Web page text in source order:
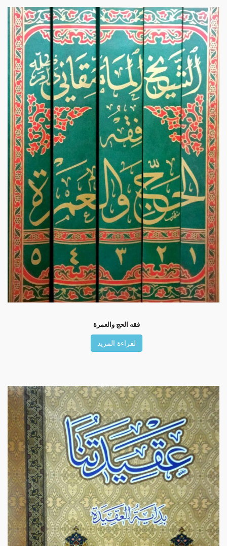
فقه الحج والعمرة
لقراءة المزيد